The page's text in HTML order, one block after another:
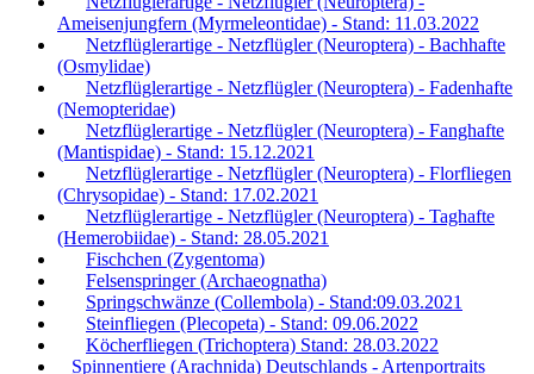
Ameisenjungfern (Myrmeleontidae) - Stand: 11.03.2022
Netzflüglerartige - Netzflügler (Neuroptera) - Bachhafte
(Osmylidae)
Netzflüglerartige - Netzflügler (Neuroptera) - Fadenhafte
(Nemopteridae)
Netzflüglerartige - Netzflügler (Neuroptera) - Fanghafte
(Mantispidae) - Stand: 15.12.2021
Netzflüglerartige - Netzflügler (Neuroptera) - Florfliegen
(Chrysopidae) - Stand: 17.02.2021
Netzflüglerartige - Netzflügler (Neuroptera) - Taghafte
(Hemerobiidae) - Stand: 28.05.2021
Fischchen (Zygentoma)
Felsenspringer (Archaeognatha)
Springschwänze (Collembola) - Stand:09.03.2021
Steinfliegen (Plecopeta) - Stand: 09.06.2022
Köcherfliegen (Trichoptera) Stand: 28.03.2022
Spinnentiere (Arachnida) Deutschlands - Artenportraits